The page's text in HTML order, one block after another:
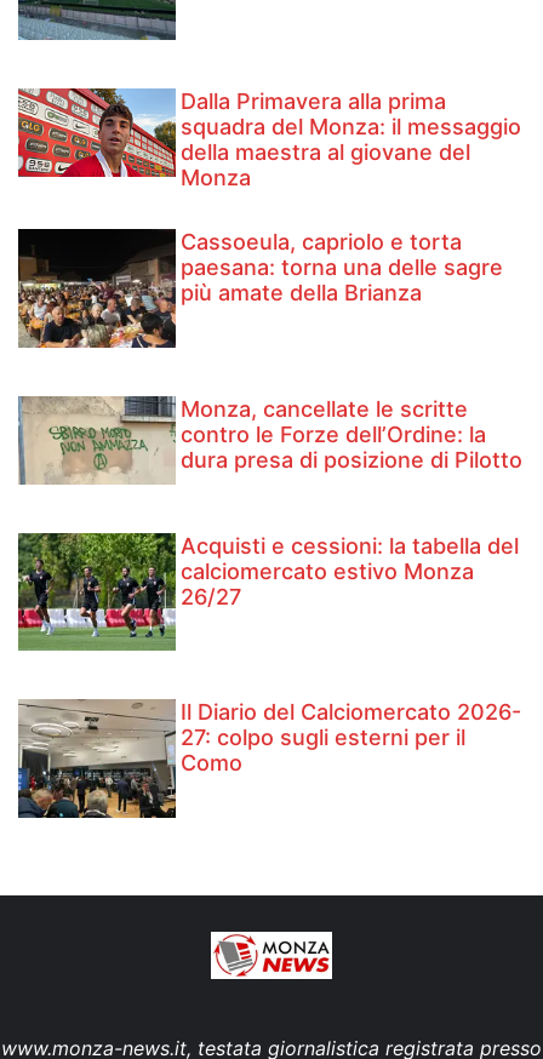
Dalla Primavera alla prima
squadra del Monza: il messaggio
della maestra al giovane del
Monza
Cassoeula, capriolo e torta
paesana: torna una delle sagre
più amate della Brianza
Monza, cancellate le scritte
contro le Forze dell’Ordine: la
dura presa di posizione di Pilotto
Acquisti e cessioni: la tabella del
calciomercato estivo Monza
26/27
Il Diario del Calciomercato 2026-
27: colpo sugli esterni per il
Como
www.monza-news.it, testata giornalistica registrata presso